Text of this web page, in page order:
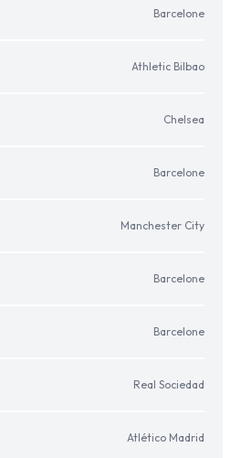
Barcelone
Athletic Bilbao
Chelsea
Barcelone
Manchester City
Barcelone
Barcelone
Real Sociedad
Atlético Madrid